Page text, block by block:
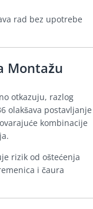
rad bez upotrebe
Montažu
otkazuju, razlog
olakšava postavljanje
kombinacije
rizik od oštećenja
i čaura